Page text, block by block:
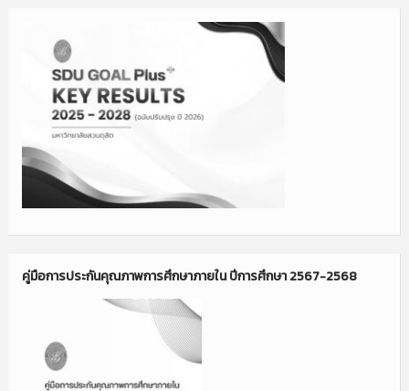
คู่มือการประกันคุณภาพการศึกษาภายใน ปีการศึกษา 2567-2568